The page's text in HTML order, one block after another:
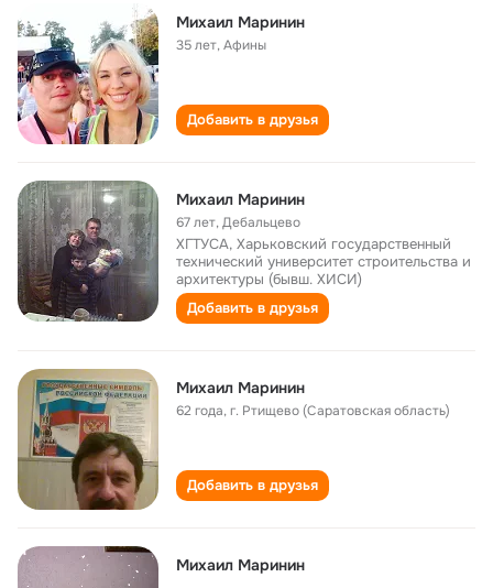
Михаил Маринин
35 лет,Афины
Добавить в друзья
Михаил Маринин
67 лет,Дебальцево
ХГТУСА, Харьковский государственный
технический университет строительства и
архитектуры (бывш. ХИСИ)
Добавить в друзья
Михаил Маринин
62 года,г. Ртищево (Саратовская область)
Добавить в друзья
Михаил Маринин